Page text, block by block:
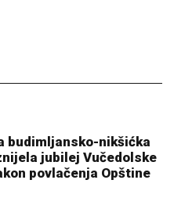
budimljansko-nikšićka
jubilej Vučedolske
povlačenja Opštine